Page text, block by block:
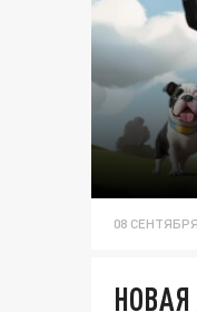
08 СЕНТЯБРЯ